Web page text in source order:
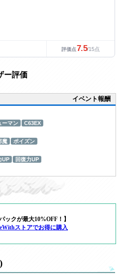
評価点7.5/15点
ー評価
イベント報酬
ーマン C63EX
魔 ポイズン
UP 回復力UP
ックが最大10%OFF！】
ストアでお得に購入